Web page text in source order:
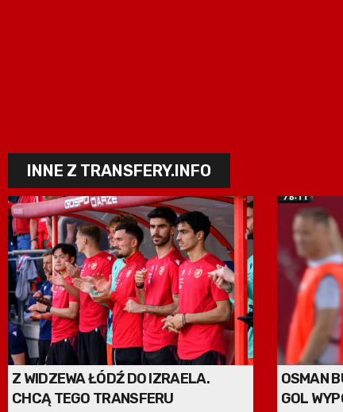
INNE Z TRANSFERY.INFO
Z WIDZEWA ŁÓDŹ DO IZRAELA.
CHCĄ TEGO TRANSFERU
OSMAN
GOL